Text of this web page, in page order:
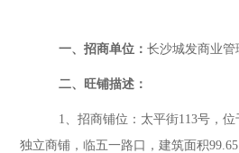
一、 招商单位： 长沙城发商业管
二、旺铺描述：
1、招商铺位： 太平街113号，位
独立商铺，临五一路口，建筑面积99.65